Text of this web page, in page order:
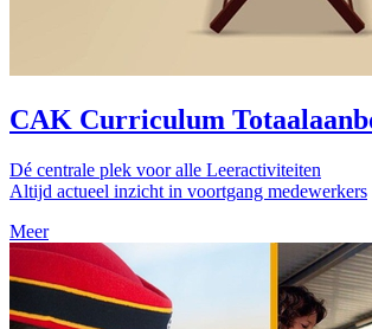
CAK Curriculum
Dé centrale plek voor alle Leeractiviteiten
Altijd actueel inzicht in voortgang medewerkers
Meer